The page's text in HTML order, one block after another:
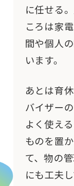
に任せる
ころは家
間や個人
います。
あとは育
バイザー
よく使え
ものを置
て、物の
にも工夫し